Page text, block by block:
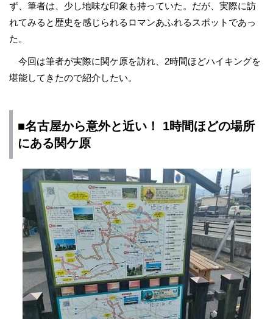
ず、筆者は、少し地味な印象も持っていた。だが、実際に訪
れてみると歴史を感じられるロマンあふれるスポットであっ
た。
今回は筆者が実際に関ケ原を訪れ、2時間ほどハイキングを
堪能してきたので紹介したい。
■名古屋から意外と近い！ 1時間ほどの場所
にある関ケ原